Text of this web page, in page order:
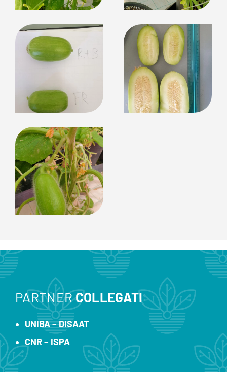
PARTNERCOLLEGATI
UNIBA – DISAAT
CNR – ISPA